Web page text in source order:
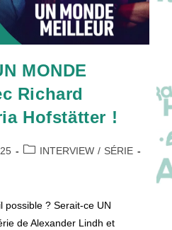
MONDE
Richard
Hofstätter !
PostINTERVIEW / SÉRIE
possible ? Serait-ce UN
de Alexander Lindh et